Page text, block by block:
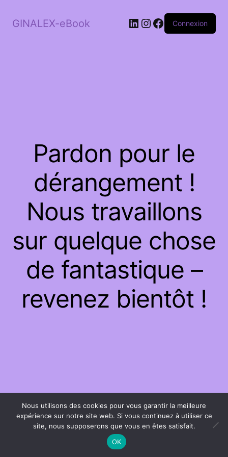
GINALEX-eBook LinkedIn
Instagram
Facebook
Connexion
Pardon pour le
dérangement !
Nous travaillons
sur quelque chose
de fantastique –
revenez bientôt !
Nous utilisons des cookies pour vous garantir la meilleure
expérience sur notre site web. Si vous continuez à utiliser ce
site, nous supposerons que vous en êtes satisfait.
OK